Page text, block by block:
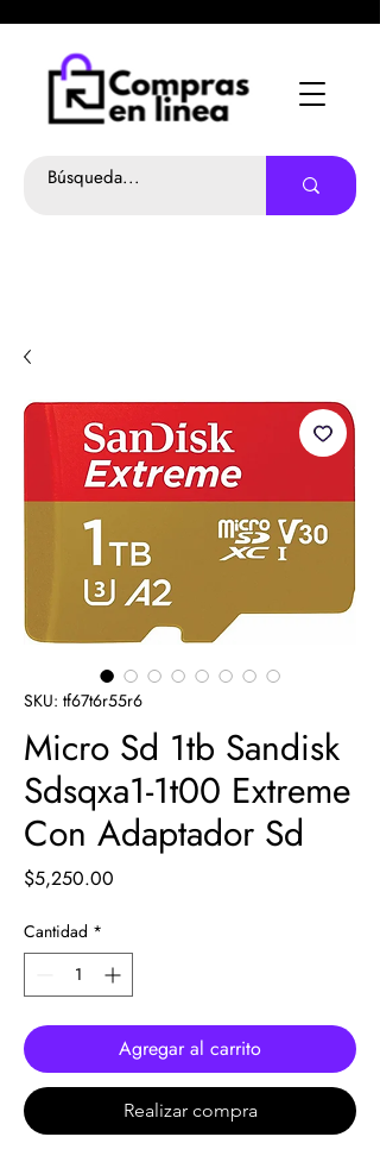
SKU: tf67t6r55r6
Micro Sd 1tb Sandisk
Sdsqxa1-1t00 Extreme
Con Adaptador Sd
$5,250.00
Cantidad *
Agregar al carrito
Realizar compra